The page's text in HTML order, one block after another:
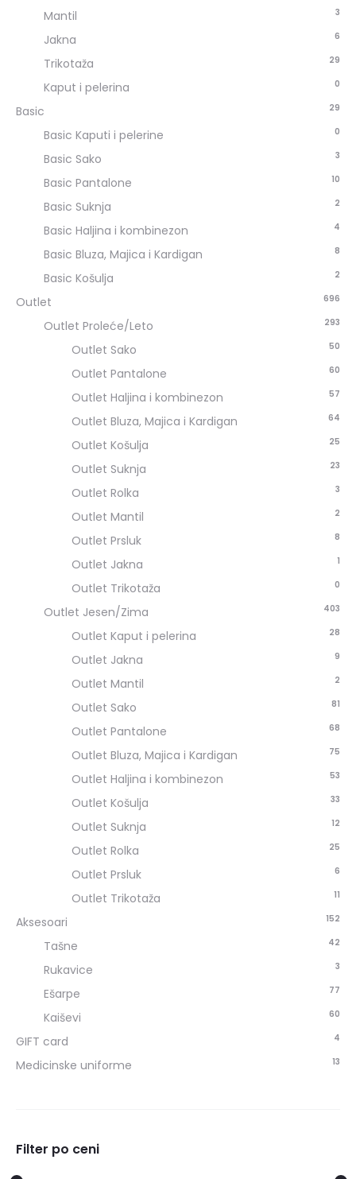
Mantil 3
Jakna 6
Trikotaža 29
Kaput i pelerina 0
Basic 29
Basic Kaputi i pelerine 0
Basic Sako 3
Basic Pantalone 10
Basic Suknja 2
Basic Haljina i kombinezon 4
Basic Bluza, Majica i Kardigan 8
Basic Košulja 2
Outlet 696
Outlet Proleće/Leto 293
Outlet Sako 50
Outlet Pantalone 60
Outlet Haljina i kombinezon 57
Outlet Bluza, Majica i Kardigan 64
Outlet Košulja 25
Outlet Suknja 23
Outlet Rolka 3
Outlet Mantil 2
Outlet Prsluk 8
Outlet Jakna 1
Outlet Trikotaža 0
Outlet Jesen/Zima 403
Outlet Kaput i pelerina 28
Outlet Jakna 9
Outlet Mantil 2
Outlet Sako 81
Outlet Pantalone 68
Outlet Bluza, Majica i Kardigan 75
Outlet Haljina i kombinezon 53
Outlet Košulja 33
Outlet Suknja 12
Outlet Rolka 25
Outlet Prsluk 6
Outlet Trikotaža 11
Aksesoari 152
Tašne 42
Rukavice 3
Ešarpe 77
Kaiševi 60
GIFT card 4
Medicinske uniforme 13
Filter po ceni